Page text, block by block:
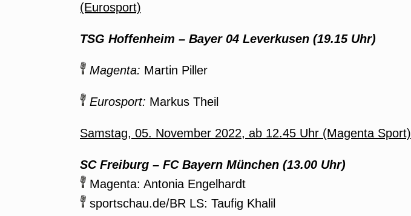
(Eurosport)
TSG Hoffenheim – Bayer 04 Leverkusen (19.15 Uhr)
Magenta: Martin Piller
Eurosport: Markus Theil
Samstag, 05. November 2022, ab 12.45 Uhr (Magenta Sport)
SC Freiburg – FC Bayern München (13.00 Uhr)
Magenta: Antonia Engelhardt
sportschau.de/BR LS: Taufig Khalil